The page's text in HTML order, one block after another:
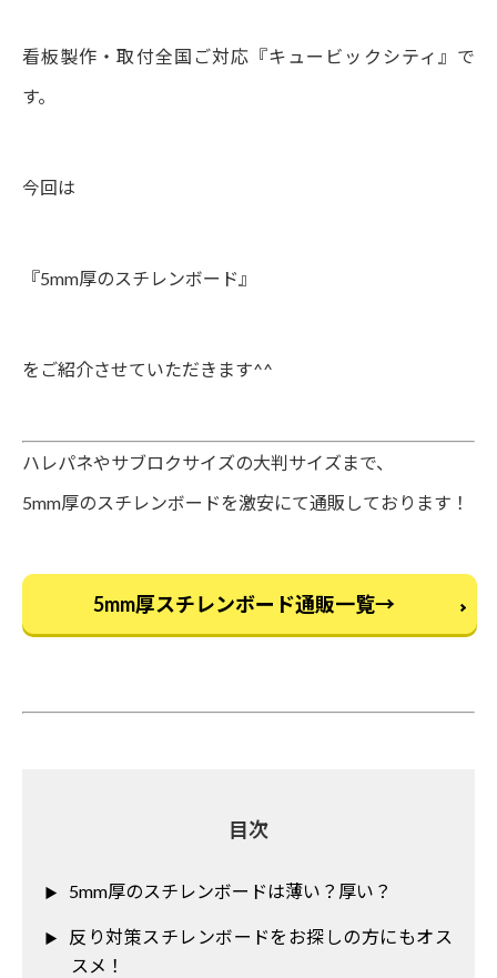
看板製作・取付全国ご対応『キュービックシティ』で
す。
今回は
『5mm厚のスチレンボード』
をご紹介させていただきます^^
ハレパネやサブロクサイズの大判サイズまで、
5mm厚のスチレンボードを激安にて通販しております！
5mm厚スチレンボード通販一覧→
目次
5mm厚のスチレンボードは薄い？厚い？
反り対策スチレンボードをお探しの方にもオス
スメ！